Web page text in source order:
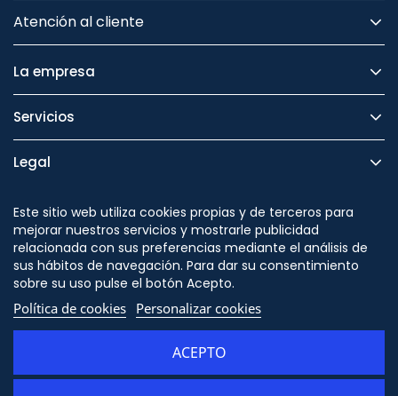
Atención al cliente
La empresa
Servicios
Legal
Seguridad
Este sitio web utiliza cookies propias y de terceros para
mejorar nuestros servicios y mostrarle publicidad
relacionada con sus preferencias mediante el análisis de
sus hábitos de navegación. Para dar su consentimiento
sobre su uso pulse el botón Acepto.
Política de cookies Personalizar cookies
ACEPTO
Síguenos en